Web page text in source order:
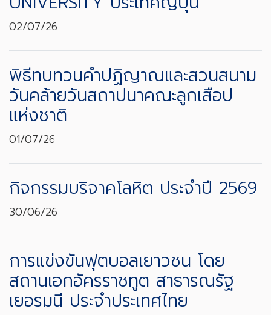
02/07/26
พิธีทบทวนคำปฏิญาณและสวนสนาม
วันคล้ายวันสถาปนาคณะลูกเสือป
แห่งชาติ
01/07/26
กิจกรรมบริจาคโลหิต ประจำปี 2569
30/06/26
การแข่งขันฟุตบอลเยาวชน โดย
สถานเอกอัครราชทูต สาธารณรัฐ
เยอรมนี ประจำประเทศไทย